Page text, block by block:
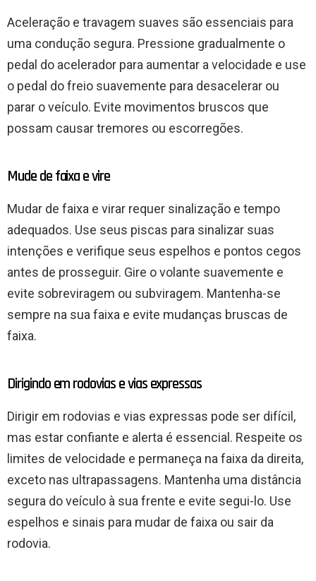
Aceleração e travagem suaves são essenciais para
uma condução segura. Pressione gradualmente o
pedal do acelerador para aumentar a velocidade e use
o pedal do freio suavemente para desacelerar ou
parar o veículo. Evite movimentos bruscos que
possam causar tremores ou escorregões.
Mude de faixa e vire
Mudar de faixa e virar requer sinalização e tempo
adequados. Use seus piscas para sinalizar suas
intenções e verifique seus espelhos e pontos cegos
antes de prosseguir. Gire o volante suavemente e
evite sobreviragem ou subviragem. Mantenha-se
sempre na sua faixa e evite mudanças bruscas de
faixa.
Dirigindo em rodovias e vias expressas
Dirigir em rodovias e vias expressas pode ser difícil,
mas estar confiante e alerta é essencial. Respeite os
limites de velocidade e permaneça na faixa da direita,
exceto nas ultrapassagens. Mantenha uma distância
segura do veículo à sua frente e evite segui-lo. Use
espelhos e sinais para mudar de faixa ou sair da
rodovia.